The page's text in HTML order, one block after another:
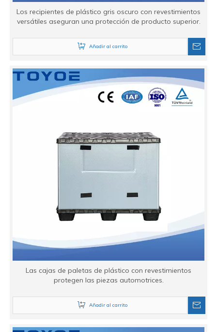
Los recipientes de plástico gris oscuro con revestimientos
versátiles aseguran una protección de producto superior.
Añadir al carrito
Las cajas de paletas de plástico con revestimientos
protegen las piezas automotrices.
Añadir al carrito